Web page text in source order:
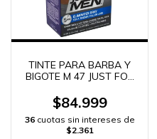
TINTE PARA BARBA Y
BIGOTE M 47 JUST FOR
INTENSO
$84.999
36 cuotas sin intereses de
$2.361